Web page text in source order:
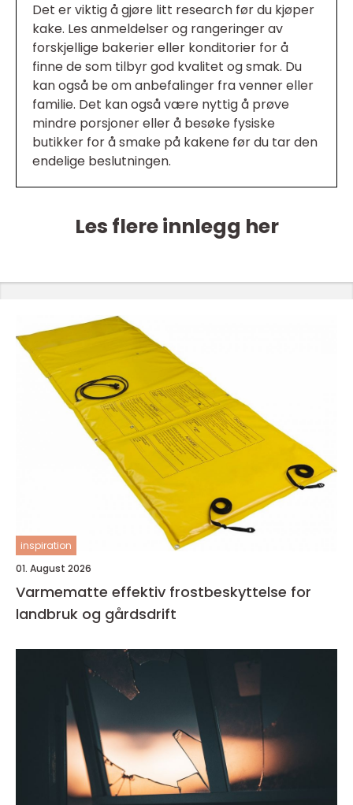
Det er viktig å gjøre litt research før du kjøper
kake. Les anmeldelser og rangeringer av
forskjellige bakerier eller konditorier for å
finne de som tilbyr god kvalitet og smak. Du
kan også be om anbefalinger fra venner eller
familie. Det kan også være nyttig å prøve
mindre porsjoner eller å besøke fysiske
butikker for å smake på kakene før du tar den
endelige beslutningen.
Les flere innlegg her
inspiration
01. August 2026
Varmematte effektiv frostbeskyttelse for
landbruk og gårdsdrift